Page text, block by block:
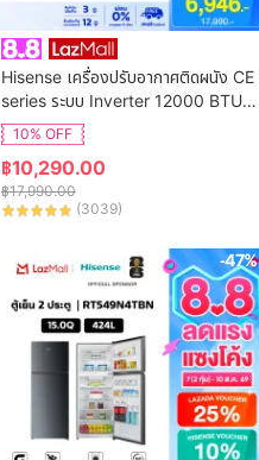
Hisense เครื่องปรับอากาศติดผนัง CE
series ระบบ Inverter 12000 BTU รุ่
น AS-13TRCE2T (ไม่รวมค่าติดตั้ง)
10% OFF
฿10,290.00
฿17,990.00
(3039)
-47%